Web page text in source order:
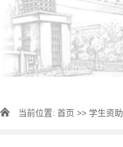
当前位置: 首页 >> 学生资助